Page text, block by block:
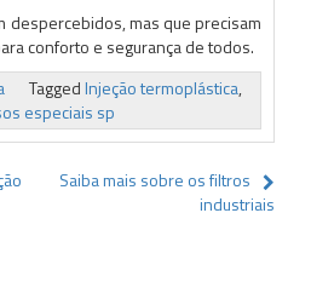
despercebidos, mas que precisam
conforto e segurança de todos.
TaggedInjeção termoplástica,
especiais sp
Saiba mais sobre os filtros
industriais